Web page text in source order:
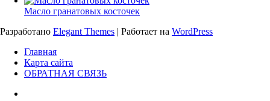
Масло гранатовых косточек
Разработано Elegant Themes | Работает на WordPress
Главная
Карта сайта
ОБРАТНАЯ СВЯЗЬ